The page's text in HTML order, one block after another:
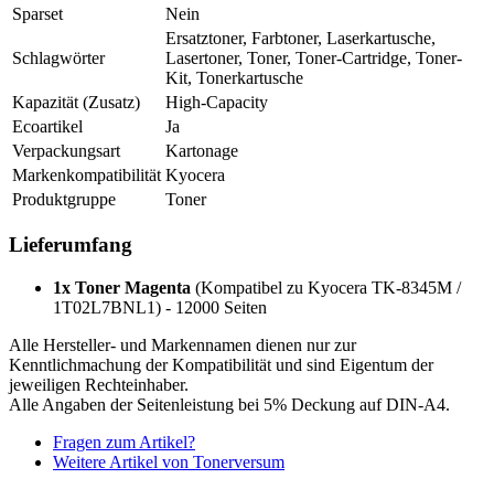
Sparset
Nein
Schlagwörter
Ersatztoner, Farbtoner, Laserkartusche,
Lasertoner, Toner, Toner-Cartridge, Toner-
Kit, Tonerkartusche
Kapazität (Zusatz)
High-Capacity
Ecoartikel
Ja
Verpackungsart
Kartonage
Markenkompatibilität Kyocera
Produktgruppe
Toner
Lieferumfang
1x Toner Magenta (Kompatibel zu Kyocera TK-8345M /
1T02L7BNL1) - 12000 Seiten
Alle Hersteller- und Markennamen dienen nur zur
Kenntlichmachung der Kompatibilität und sind Eigentum der
jeweiligen Rechteinhaber.
Alle Angaben der Seitenleistung bei 5% Deckung auf DIN-A4.
Fragen zum Artikel?
Weitere Artikel von Tonerversum